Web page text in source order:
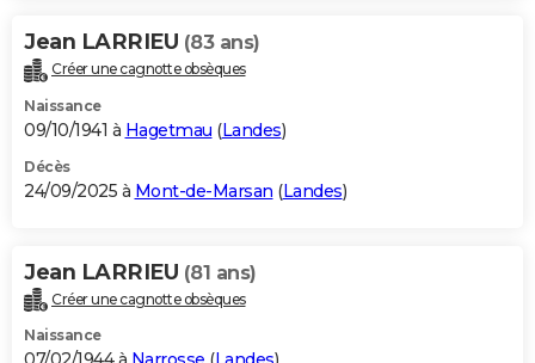
Jean LARRIEU (83 ans)
Créer une cagnotte obsèques
Naissance
09/10/1941 à Hagetmau (Landes)
Décès
24/09/2025 à Mont-de-Marsan (Landes)
Jean LARRIEU (81 ans)
Créer une cagnotte obsèques
Naissance